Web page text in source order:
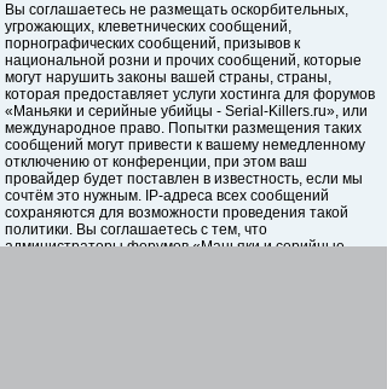
Вы соглашаетесь не размещать оскорбительных,
угрожающих, клеветнических сообщений,
порнографических сообщений, призывов к
национальной розни и прочих сообщений, которые
могут нарушить законы вашей страны, страны,
которая предоставляет услуги хостинга для форумов
«Маньяки и серийные убийцы - Serial-Killers.ru», или
международное право. Попытки размещения таких
сообщений могут привести к вашему немедленному
отключению от конференции, при этом ваш
провайдер будет поставлен в известность, если мы
сочтём это нужным. IP-адреса всех сообщений
сохраняются для возможности проведения такой
политики. Вы соглашаетесь с тем, что
администраторы форумов «Маньяки и серийные